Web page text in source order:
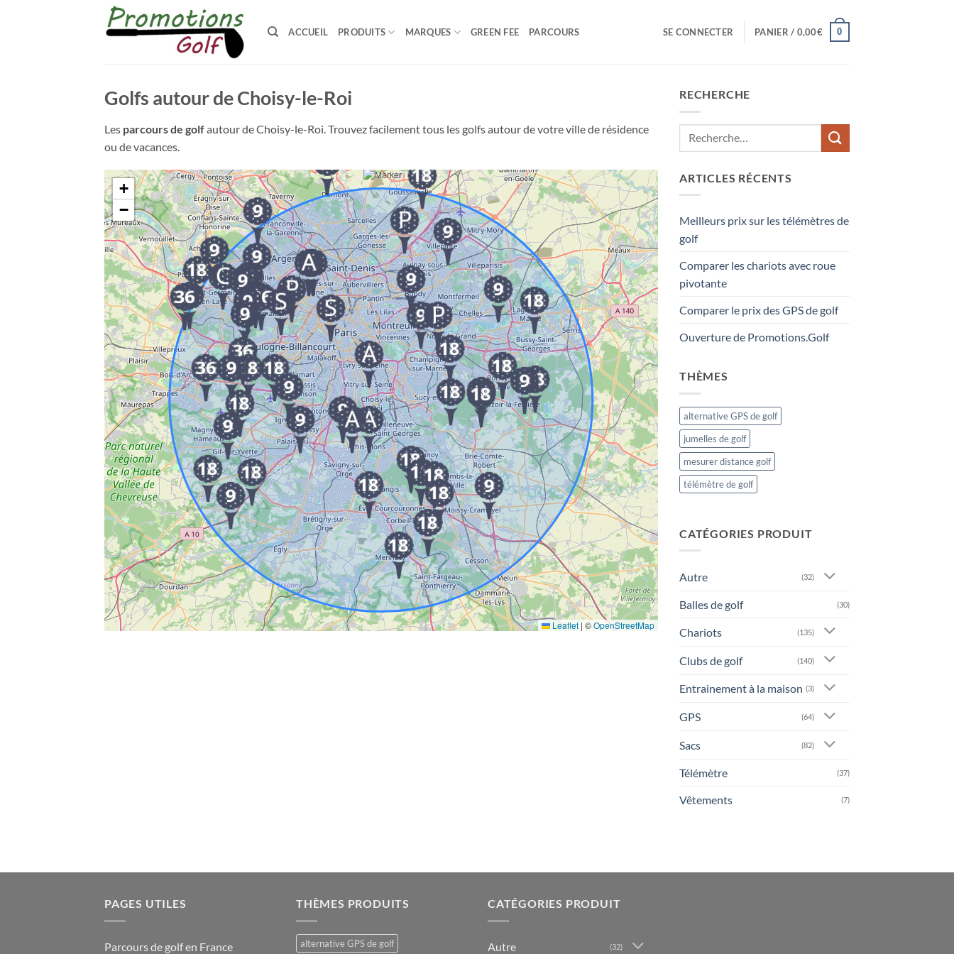
ACCUEIL PRODUITS MARQUES GREEN FEE PARCOURS SE CONNECTER PANIER / 0,00€ 0
Golfs autour de Choisy-le-Roi
Les parcours de golfautour de Choisy-le-Roi. Trouvez facilement tous les golfs autour de votre ville de résidence
ou de vacances.
+
−
Leaflet | ©OpenStreetMap
RECHERCHE
ARTICLES RÉCENTS
Meilleurs prix sur les télémètres de
golf
Comparer les chariots avec roue
pivotante
Comparer le prix des GPS de golf
Ouverture de Promotions.Golf
THÈMES
alternative GPS de golf
jumelles de golf
mesurer distance golf
télémètre de golf
CATÉGORIES PRODUIT
Autre (32)
Balles de golf (30)
Chariots (135)
Clubs de golf (140)
Entrainement à la maison (3)
GPS (64)
Sacs (82)
Télémètre (37)
Vêtements (7)
PAGES UTILES
Parcours de golf en France
THÈMES PRODUITS
alternative GPS de golf
CATÉGORIES PRODUIT
Autre (32)